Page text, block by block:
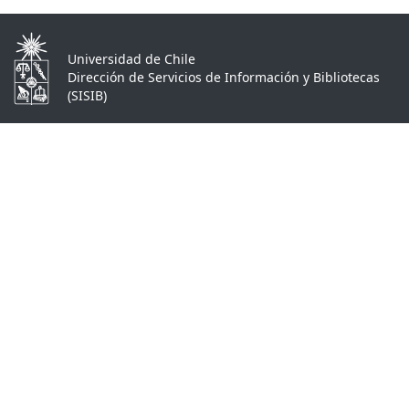
Universidad de Chile
Dirección de Servicios de Información y Bibliotecas
(SISIB)